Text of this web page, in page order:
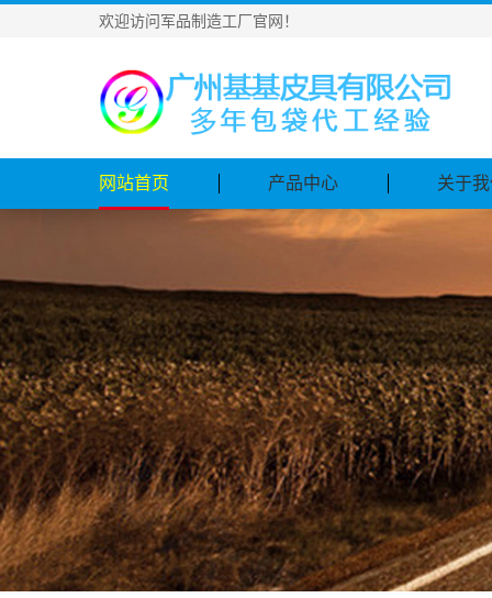
欢迎访问军品制造工厂官网！
网站首页 产品中心 关于